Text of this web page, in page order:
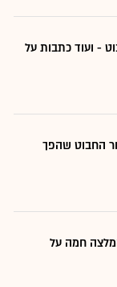
- ועוד כתבות על
החבוט שהפך
חמה על